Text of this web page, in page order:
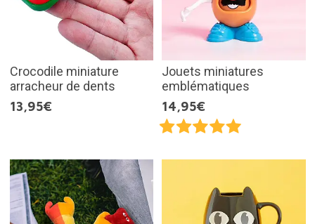
Crocodile miniature
arracheur de dents
13,95€
Jouets miniatures
emblématiques
14,95€